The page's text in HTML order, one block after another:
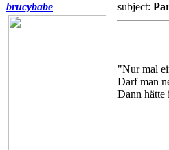
brucybabe subject:
"Nur mal
Darf man
Dann hätte